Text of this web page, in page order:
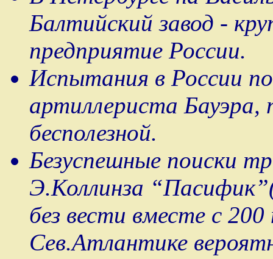
Балтийский завод -
предприятие России.
Испытания в России
артиллериста Бауэра,
бесполезной.
Безуспешные поиски
Э.Коллинза
без вести вместе с
Сев.Атлантике